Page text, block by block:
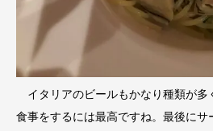
イタリアのビールもかなり種類が多
食事をするには最高ですね。最後にサ